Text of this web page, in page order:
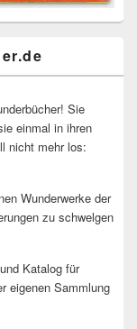
Sie
einmal in ihren
nicht mehr los:
Wunderwerke der
zu schwelgen
Katalog für
eigenen Sammlung